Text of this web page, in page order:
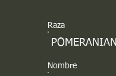
Raza
POMERANIAN
Nombre